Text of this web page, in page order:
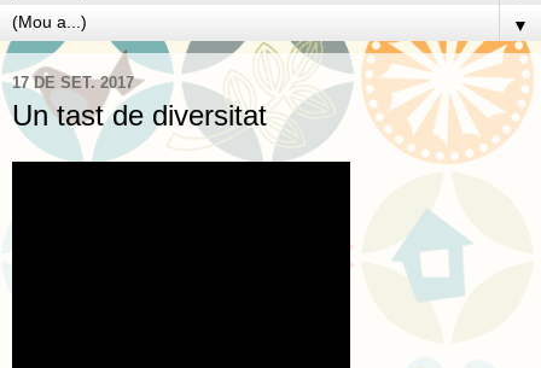
▼
17 DE SET. 2017
Un tast de diversitat